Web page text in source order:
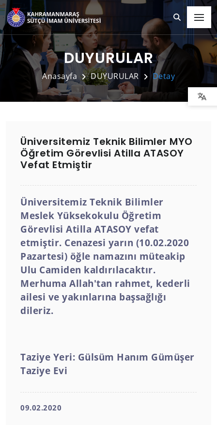
DUYURULAR
Anasayfa DUYURULAR Detay
Üniversitemiz Teknik Bilimler MYO
Öğretim Görevlisi Atilla ATASOY
Vefat Etmiştir
Üniversitemiz Teknik Bilimler
Meslek Yüksekokulu Öğretim
Görevlisi Atilla ATASOY vefat
etmiştir. Cenazesi yarın (10.02.2020
Pazartesi) öğle namazını müteakip
Ulu Camiden kaldırılacaktır.
Merhuma Allah'tan rahmet, kederli
ailesi ve yakınlarına başsağlığı
dileriz.
Taziye Yeri: Gülsüm Hanım Gümüşer
Taziye Evi
09.02.2020